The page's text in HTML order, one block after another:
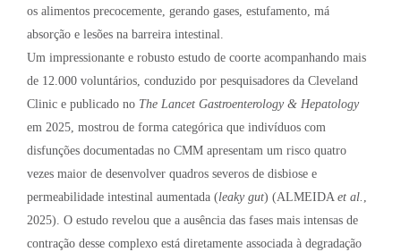
os alimentos precocemente, gerando gases, estufamento, má
absorção e lesões na barreira intestinal.
Um impressionante e robusto estudo de coorte acompanhando mais
de 12.000 voluntários, conduzido por pesquisadores da Cleveland
Clinic e publicado no The Lancet Gastroenterology & Hepatology
em 2025, mostrou de forma categórica que indivíduos com
disfunções documentadas no CMM apresentam um risco quatro
vezes maior de desenvolver quadros severos de disbiose e
permeabilidade intestinal aumentada (leaky gut) (ALMEIDA et al. ,
2025). O estudo revelou que a ausência das fases mais intensas de
contração desse complexo está diretamente associada à degradação